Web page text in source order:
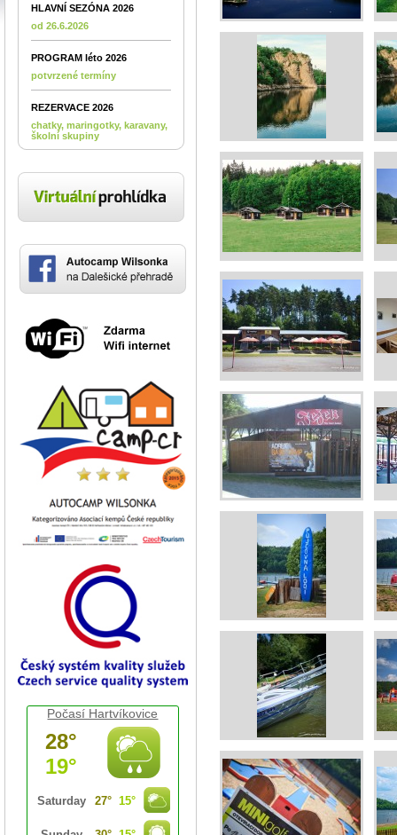
HLAVNÍ SEZÓNA 2026
od 26.6.2026
PROGRAM léto 2026
potvrzené termíny
REZERVACE 2026
chatky, maringotky, karavany,
školní skupiny
Počasí Hartvíkovice